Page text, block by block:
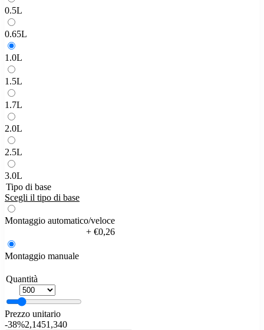
0.5L
0.65L
1.0L
1.5L
1.7L
2.0L
2.5L
3.0L
Tipo di base
Scegli il tipo di base
Montaggio automatico/veloce
+ €0,26
Montaggio manuale
Quantità
Prezzo unitario
-38%2,1451,340